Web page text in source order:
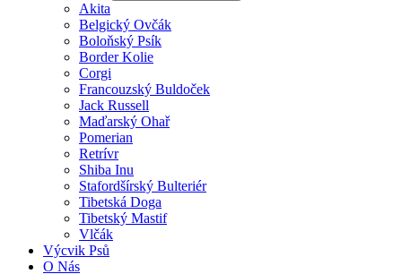
Akita
Belgický Ovčák
Boloňský Psík
Border Kolie
Corgi
Francouzský Buldoček
Jack Russell
Maďarský Ohař
Pomerian
Retrívr
Shiba Inu
Stafordšírský Bulteriér
Tibetská Doga
Tibetský Mastif
Vlčák
Výcvik Psů
O Nás